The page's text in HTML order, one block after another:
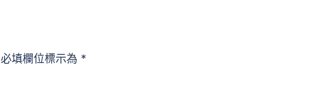
必填欄位標示為 *